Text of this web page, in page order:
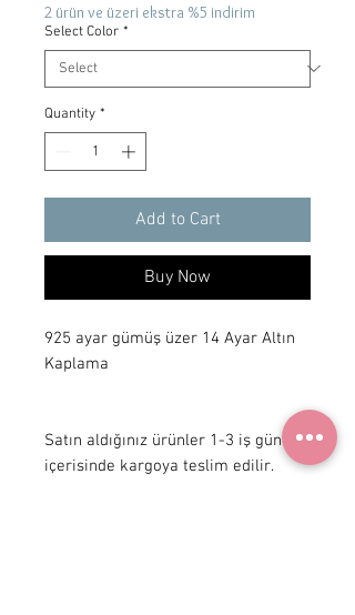
2 ürün ve üzeri ekstra %5 indirim
Select Color *
Quantity *
Add to Cart
Buy Now
925 ayar gümüş üzer 14 Ayar Altın
Kaplama
Satın aldığınız ürünler 1-3 iş günü
içerisinde kargoya teslim edilir.